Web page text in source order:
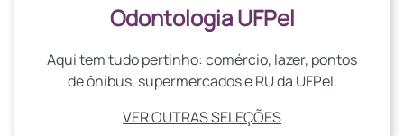
Odontologia UFPel
Aqui tem tudo pertinho: comércio, lazer, pontos
de ônibus, supermercados e RU da UFPel.
VER OUTRAS SELEÇÕES